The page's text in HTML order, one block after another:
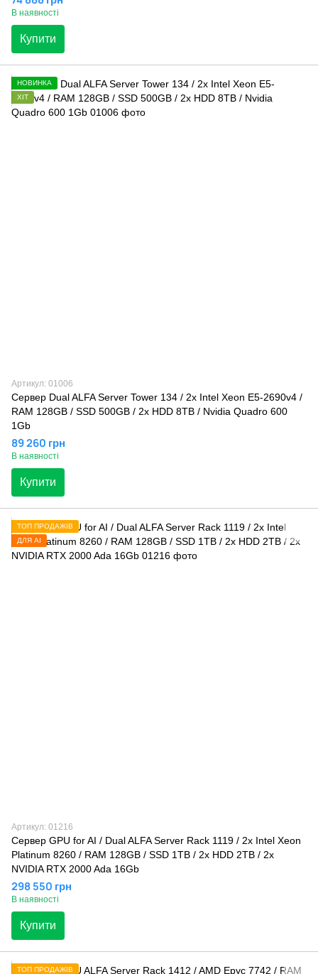
В наявності
Купити
НОВИНКА
ХІТ
Артикул: 01006
Сервер Dual ALFA Server Tower 134 / 2х Intel Xeon E5-2690v4 /
RAM 128GB / SSD 500GB / 2x HDD 8TB / Nvidia Quadro 600
1Gb
89 260 грн
В наявності
Купити
ТОП ПРОДАЖІВ
ДЛЯ AI
Артикул: 01216
Сервер GPU for AI / Dual ALFA Server Rack 1119 / 2х Intel Xeon
Platinum 8260 / RAM 128GB / SSD 1TB / 2x HDD 2TB / 2x
NVIDIA RTX 2000 Ada 16Gb
298 550 грн
В наявності
Купити
ТОП ПРОДАЖІВ